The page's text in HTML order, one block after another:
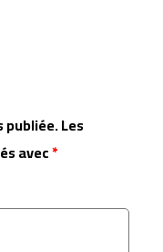
publiée.Les
avec*